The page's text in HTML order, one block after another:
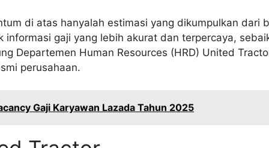
di atas hanyalah estimasi yang dikumpulkan dari
informasi gaji yang lebih akurat dan terpercaya,
Departemen Human Resources (HRD) United
perusahaan.
Gaji Karyawan Lazada Tahun 2025